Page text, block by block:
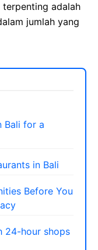
adalah
jumlah yang
Bali for a
in Bali
Before You
24-hour shops